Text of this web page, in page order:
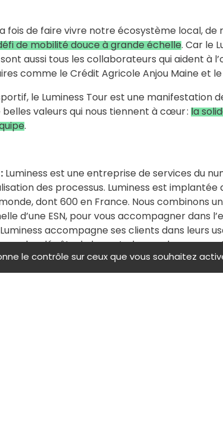
fois de faire vivre notre écosystème local,
de mobilité douce à grande échelle. Car le
aussi tous les collaborateurs qui aident à
comme le Crédit Agricole Anjou Maine et
le Luminess Tour est une manifestation
valeurs qui nous tiennent à cœur : la
.
: Luminess est une entreprise de services du
des processus. Luminess est
dont 600 en France. Nous combinons
d’une ESN, pour vous accompagner dans
accompagne ses clients dans leurs
que les dépôts de brevets, les
et dossiers d’ouverture de compte pour les
forts volumes de données personnelles et
le contrôle sur ceux que vous souhaitez